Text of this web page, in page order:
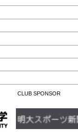
CLUB SPONSOR